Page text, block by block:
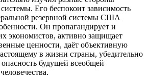
Его беспокоит зависимость
резервной системы США
Он пропагандирует и
экономистов, активно защищает
ценности, даёт объективную
в жизни страны, убедительно
будущей всеобщей